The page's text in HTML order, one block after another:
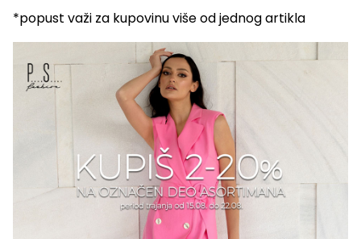
*popust važi za kupovinu više od jednog artikla